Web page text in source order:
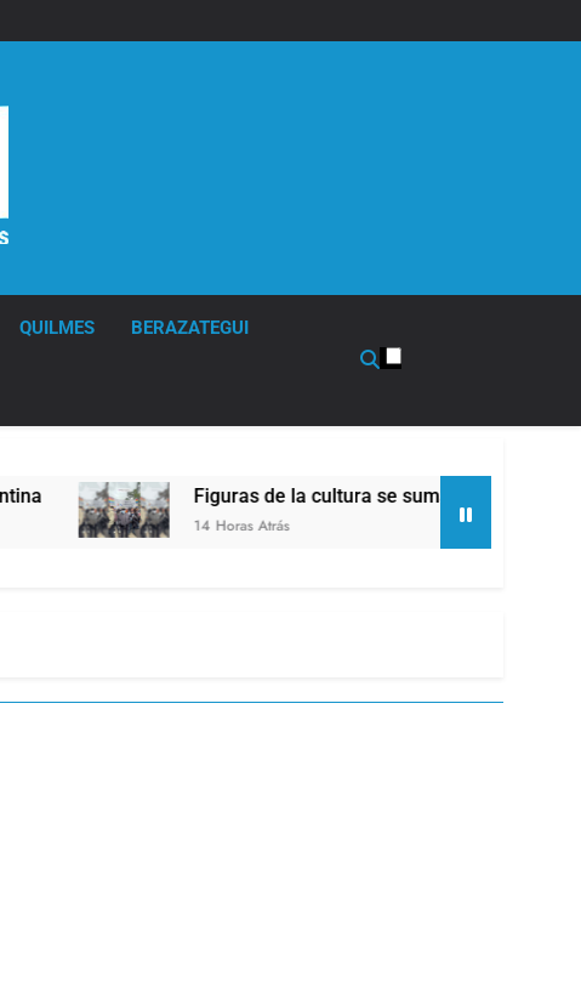
QUILMES BERAZATEGUI
Figuras de la cultura se sumaron a la marcha
14 Horas Atrás